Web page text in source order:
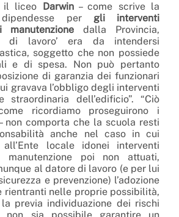
il liceo
Darwin– come scrive la
pergli interventi
dalla Provincia,
di lavoro’ era da intendersi
soggetto che non possiede
e di spesa. Non può pertanto
di garanzia dei funzionari
gravava l’obbligo degli interventi
straordinaria dell’edificio”. “Ciò
ricordiamo proseguirono i
non comporta che la scuola resti
anche nel caso in cui
locale idonei interventi
poi non attuati,
al datore di lavoro (e per lui
e prevenzione) l’adozione
rientranti nelle proprie possibilità,
la previa individuazione dei rischi